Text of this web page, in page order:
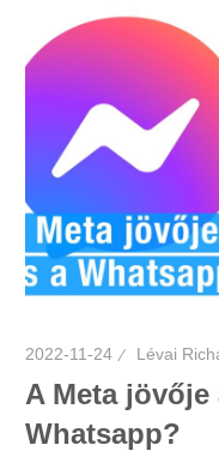
2022-11-24 Lévai
A Meta jövője
Whatsapp?